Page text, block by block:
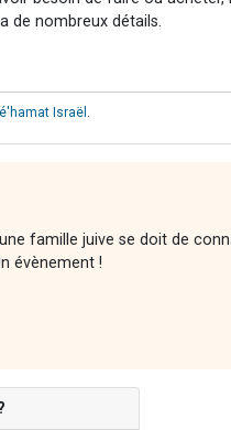
de nombreux détails.
Israël
famille juive se doit de
évènement !